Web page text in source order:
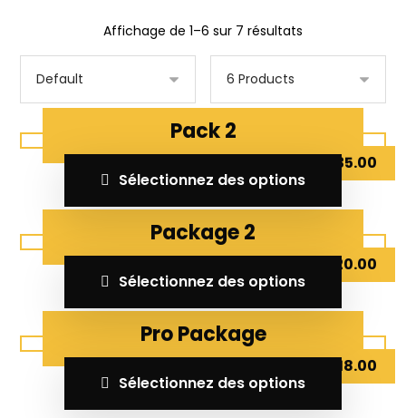
Affichage de 1–6 sur 7 résultats
Pack 2
35.00
Sélectionnez des options
Package 2
20.00
Sélectionnez des options
Pro Package
18.00
Sélectionnez des options